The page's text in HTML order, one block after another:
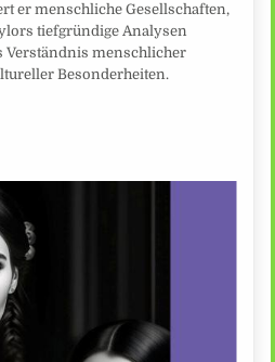
er menschliche Gesellschaften,
tiefgründige Analysen
Verständnis menschlicher
Besonderheiten.